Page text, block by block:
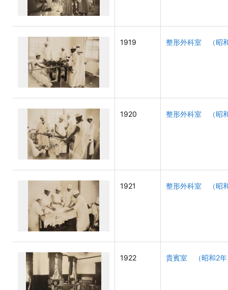
1919 整形外科室 （昭
1920 整形外科室 （昭
1921 整形外科室 （昭
1922 貴賓室 （昭和2年